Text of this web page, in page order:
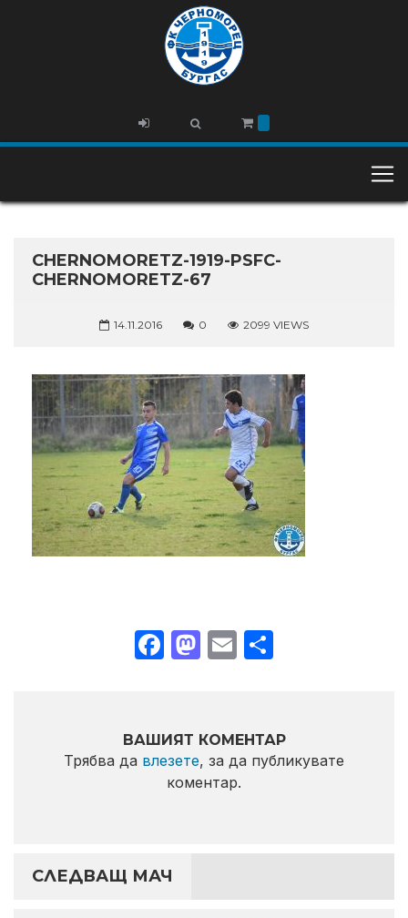
CHERNOMORETZ-1919-PSFC-
CHERNOMORETZ-67
14.11.2016 0 2099 VIEWS
Facebook
Mastodon
Email
ВАШИЯТ КОМЕНТАР
Трябва да влезете, за да публикувате
коментар.
СЛЕДВАЩ МАЧ